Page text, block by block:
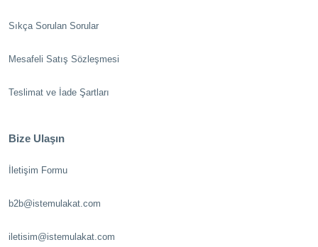
Sıkça Sorulan Sorular
Mesafeli Satış Sözleşmesi
Teslimat ve İade Şartları
Bize Ulaşın
İletişim Formu
b2b@istemulakat.com
iletisim@istemulakat.com